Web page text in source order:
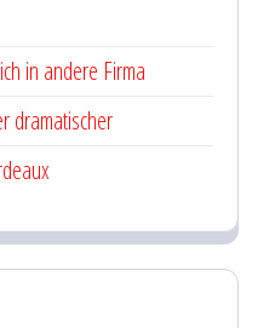
in andere Firma
dramatischer